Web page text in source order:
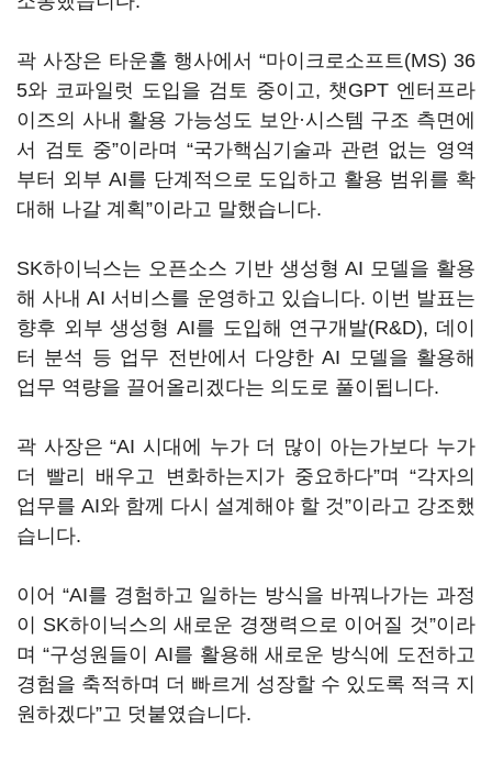
곽 사장은 타운홀 행사에서 “마이크로소프트(MS) 36
5와 코파일럿 도입을 검토 중이고, 챗GPT 엔터프라
이즈의 사내 활용 가능성도 보안·시스템 구조 측면에
서 검토 중”이라며 “국가핵심기술과 관련 없는 영역
부터 외부 AI를 단계적으로 도입하고 활용 범위를 확
대해 나갈 계획”이라고 말했습니다.
SK하이닉스는 오픈소스 기반 생성형 AI 모델을 활용
해 사내 AI 서비스를 운영하고 있습니다. 이번 발표는
향후 외부 생성형 AI를 도입해 연구개발(R&D), 데이
터 분석 등 업무 전반에서 다양한 AI 모델을 활용해
업무 역량을 끌어올리겠다는 의도로 풀이됩니다.
곽 사장은 “AI 시대에 누가 더 많이 아는가보다 누가
더 빨리 배우고 변화하는지가 중요하다”며 “각자의
업무를 AI와 함께 다시 설계해야 할 것”이라고 강조했
습니다.
이어 “AI를 경험하고 일하는 방식을 바꿔나가는 과정
이 SK하이닉스의 새로운 경쟁력으로 이어질 것”이라
며 “구성원들이 AI를 활용해 새로운 방식에 도전하고
경험을 축적하며 더 빠르게 성장할 수 있도록 적극 지
원하겠다”고 덧붙였습니다.